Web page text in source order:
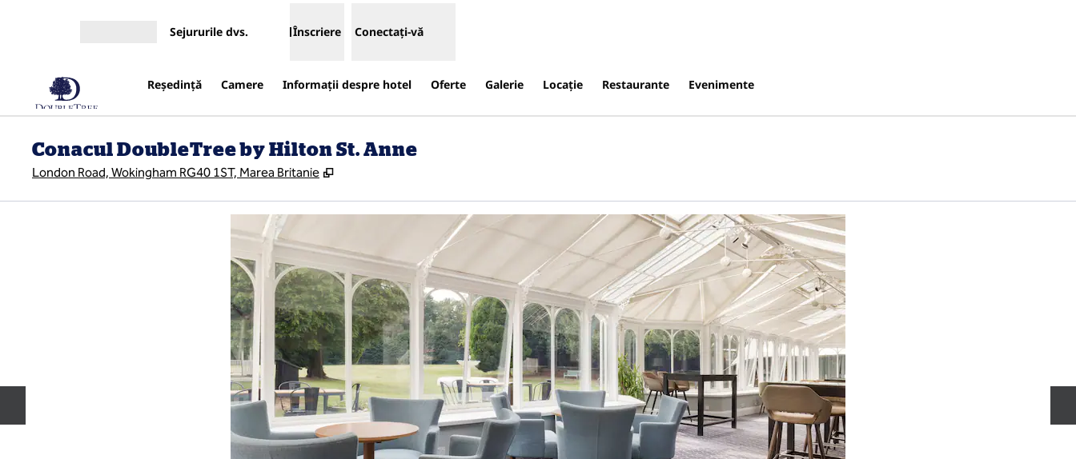
Sejururile dvs. Înscriere Conectați-vă
Reşedinţă Camere Informații despre hotel Oferte Galerie Locaţie Restaurante Evenimente
Conacul DoubleTree by Hilton St. Anne
London Road, Wokingham RG40 1ST, Marea Britanie ,